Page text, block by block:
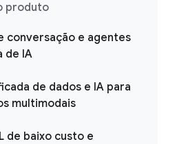
produto
conversação e agentes
de IA
de dados e IA para
multimodais
de baixo custo e